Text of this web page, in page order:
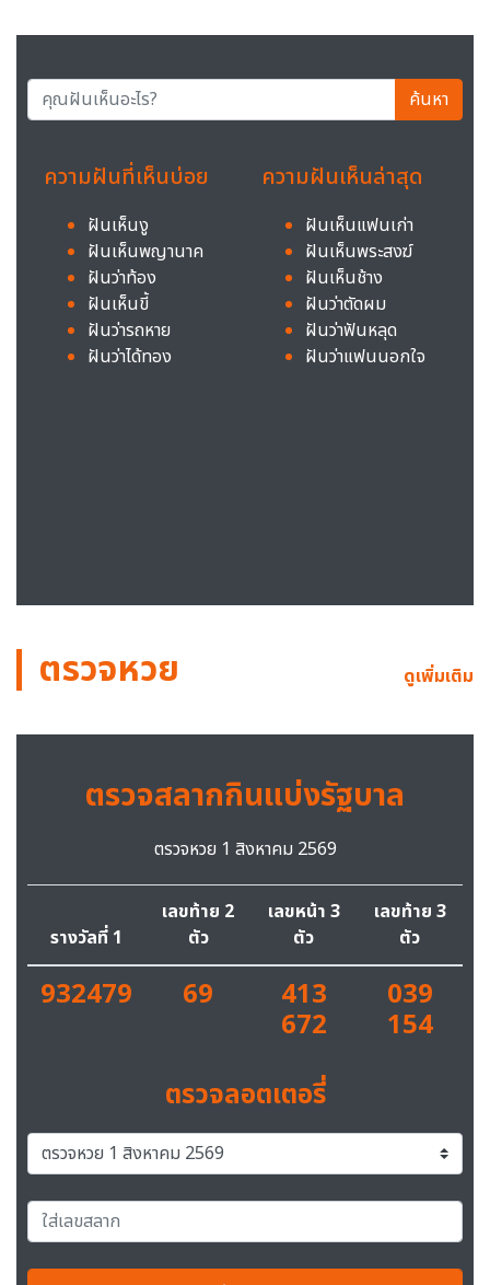
ค้นหา
ความฝันที่เห็นบ่อย
ฝันเห็นงู
ฝันเห็นพญานาค
ฝันว่าท้อง
ฝันเห็นขี้
ฝันว่ารถหาย
ฝันว่าได้ทอง
ความฝันเห็นล่าสุด
ฝันเห็นแฟนเก่า
ฝันเห็นพระสงฆ์
ฝันเห็นช้าง
ฝันว่าตัดผม
ฝันว่าฟันหลุด
ฝันว่าแฟนนอกใจ
ตรวจหวย ดูเพิ่มเติม
ตรวจสลากกินแบ่งรัฐบาล
ตรวจหวย 1 สิงหาคม 2569
รางวัลที่ 1
เลขท้าย 2
ตัว
เลขหน้า 3
ตัว
เลขท้าย 3
ตัว
932479 69 413
672
039
154
ตรวจลอตเตอรี่